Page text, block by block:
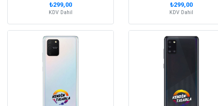
₺299,00
KDV Dahil
₺299,00
KDV Dahil